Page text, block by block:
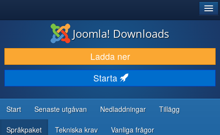
LADDA NER & UTÖKA
UPPTÄCK & LÄR
GEMENSKAP & SUPPORT
RESURSER FÖR UTVECKLARE
Joomla! Downloads
Ladda ner
Starta
Start Senaste utgåvan Nedladdningar Tillägg
Språkpaket Tekniska krav Vanliga frågor